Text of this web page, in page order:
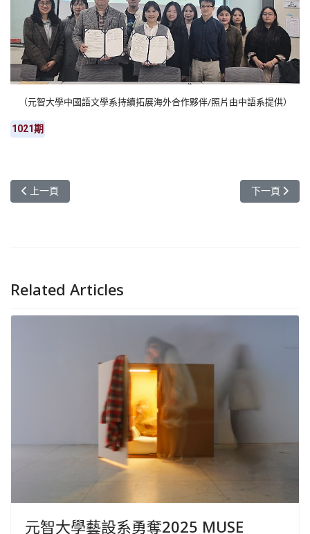
（元智大學中國語文學系持續拓展海外合作夥伴/照片由中語系提供）
1021期
上一篇文章: 「這年頭不投資更危險」 元智講座帶領學生掌握股票
上一頁 下一篇文章:
下一頁
Related Articles
元智大學藝設系勇奪2025 MUSE